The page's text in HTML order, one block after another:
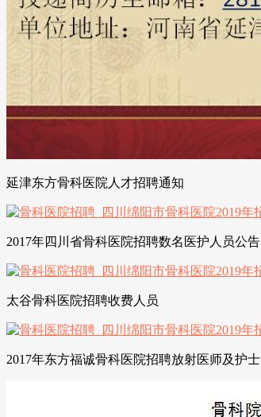
延津东方骨科医院人才招聘通知
2017年四川省骨科医院招聘数名医护人员公告
太谷骨科医院招聘收费人员
2017年东方福诚骨科医院招聘放射医师及护士